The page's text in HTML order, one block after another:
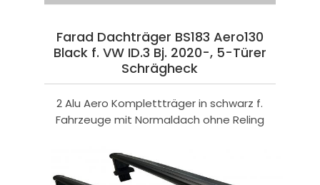
Farad Dachträger BS183 Aero130
Black f. VW ID.3 Bj. 2020-, 5-Türer
Schrägheck
2 Alu Aero Komplettträger in schwarz f.
Fahrzeuge mit Normaldach ohne Reling